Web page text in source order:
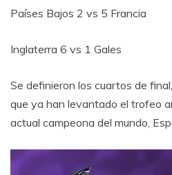
Países Bajos 2 vs 5 Francia
Inglaterra 6 vs 1 Gales
Se definieron los cuartos de
que ya han levantado el trofeo
actual campeona del mundo,